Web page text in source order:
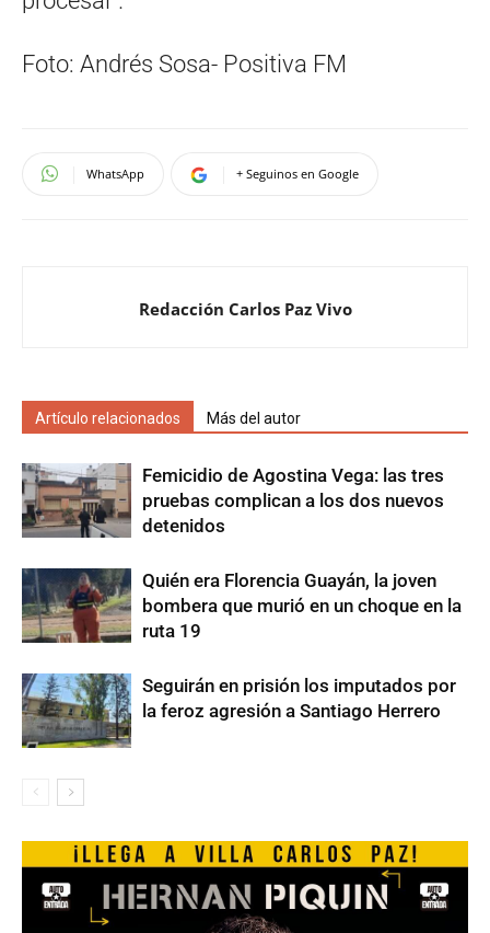
Foto: Andrés Sosa- Positiva FM
WhatsApp + Seguinos en Google
Redacción Carlos Paz Vivo
Artículo relacionados Más del autor
Femicidio de Agostina Vega: las tres
pruebas complican a los dos nuevos
detenidos
Quién era Florencia Guayán, la joven
bombera que murió en un choque en la
ruta 19
Seguirán en prisión los imputados por
la feroz agresión a Santiago Herrero